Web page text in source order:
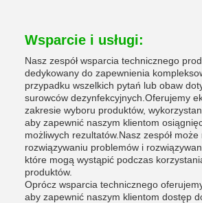
Wsparcie i usługi:
Nasz zespół wsparcia technicznego
dedykowany do zapewnienia
przypadku wszelkich pytań lub obaw
surowców dezynfekcyjnych.Oferujemy
zakresie wyboru produktów,
aby zapewnić naszym klientom
możliwych rezultatów.Nasz zespół
rozwiązywaniu problemów i
które mogą wystąpić podczas
produktów.
Oprócz wsparcia technicznego
aby zapewnić naszym klientom dostęp